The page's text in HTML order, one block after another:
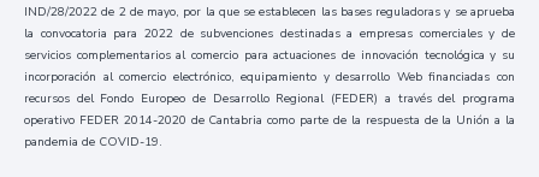
IND/28/2022 de 2 de mayo, por la que se establecen las bases reguladoras y se aprueba
la convocatoria para 2022 de subvenciones destinadas a empresas comerciales y de
servicios complementarios al comercio para actuaciones de innovación tecnológica y su
incorporación al comercio electrónico, equipamiento y desarrollo Web financiadas con
recursos del Fondo Europeo de Desarrollo Regional (FEDER) a través del programa
operativo FEDER 2014-2020 de Cantabria como parte de la respuesta de la Unión a la
pandemia de COVID-19.